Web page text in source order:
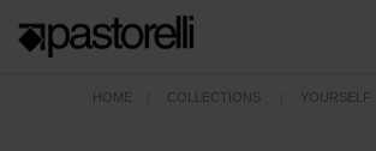
HOME COLLECTIONS YOURSELF